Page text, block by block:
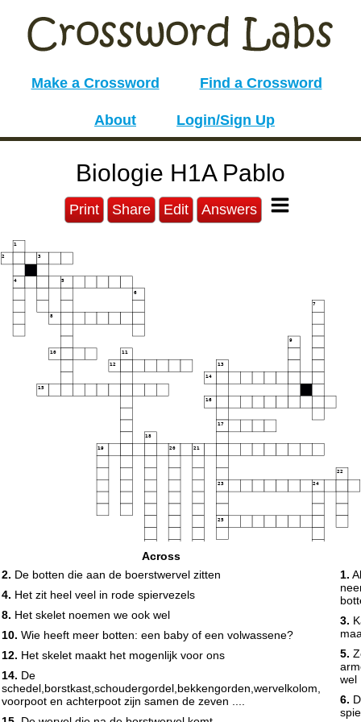
Make a Crossword Find a Crossword
About Login/Sign Up
Biologie H1A Pablo
Print Share Edit Answers
1
2 3
4 5
6
7
8
9
10 11
12 13
14
15
16
17
18
19 20 21
22
23 24
25
Across
2. De botten die aan de boerstwervel zitten
4. Het zit heel veel in rode spiervezels
8. Het skelet noemen we ook wel
10. Wie heeft meer botten: een baby of een volwassene?
12. Het skelet maakt het mogenlijk voor ons
14. De
schedel,borstkast,schoudergordel,bekkengorden,wervelkolom,
voorpoot en achterpoot zijn samen de zeven ....
1.
3.
5.
wel
6.